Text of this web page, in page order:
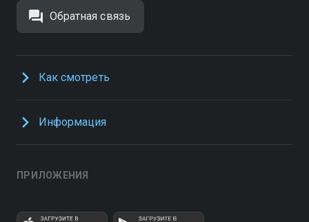
Обратная связь
Как смотреть
Информация
ПРИЛОЖЕНИЯ